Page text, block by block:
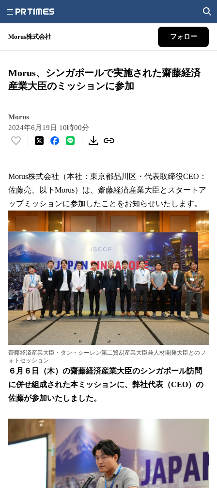
Morus株式会社 フォロー
Morus、シンガポールで実施された齋藤経済
産業大臣のミッションに参加
Morus
2024年6月19日 10時00分
い
！
数
を
読
込
み
中
で
す
Morus株式会社（本社：東京都品川区・代表取締役CEO：
佐藤亮、以下Morus）は、齋藤経済産業大臣とスタートア
ップミッションに参加したことをお知らせいたします。
齋藤経済産業大臣・タン・シーレン第二貿易産業大臣兼人材開発大臣とのフ
ォトセッション
６月６日（木）の齋藤経済産業大臣のシンガポール訪問
に併せ組成された本ミッションに、弊社代表（CEO）の
佐藤が参加いたしました。